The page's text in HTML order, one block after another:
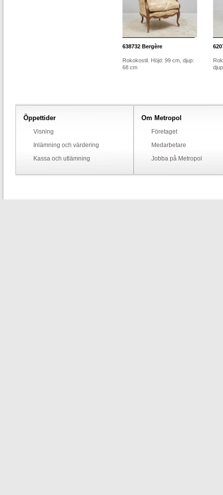
638732 Bergère
Rokokostil. Höjd: 99 cm, djup:
68 cm
Öppettider
Visning
Inlämning och värdering
Kassa och utlämning
Om Metropol
Företaget
Medarbetare
Jobba på Metropol